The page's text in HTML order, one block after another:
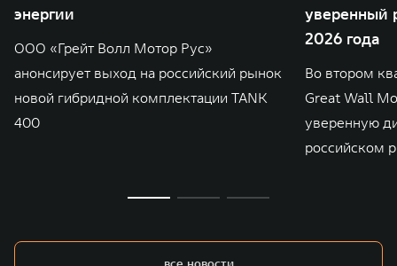
энергии
ООО «Грейт Волл Мотор Рус»
анонсирует выход на российский рынок
новой гибридной комплектации TANK
400
уверенный
2026 года
Во втором
Great Wall
уверенную
российском